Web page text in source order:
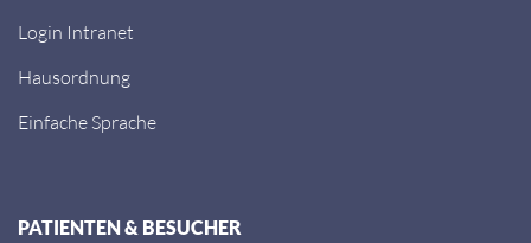
Login Intranet
Hausordnung
Einfache Sprache
PATIENTEN & BESUCHER